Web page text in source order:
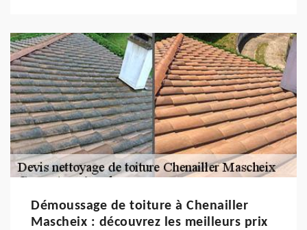
Démoussage de toiture à Chenailler
Mascheix : découvrez les meilleurs prix